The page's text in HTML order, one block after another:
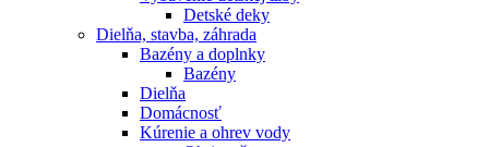
Detské deky
Dielňa, stavba, záhrada
Bazény a doplnky
Bazény
Dielňa
Domácnosť
Kúrenie a ohrev vody